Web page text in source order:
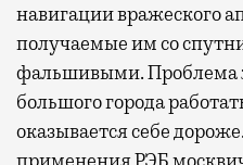
навигации вражеского
получаемые им со
фальшивыми. Проблема
большого города
оказывается себе